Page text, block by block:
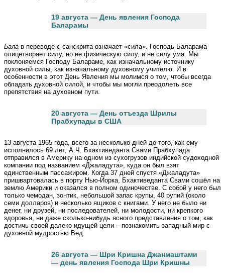
19 августа — День явления Господа
Баларамы
Бала в переводе с санскрита означает «сила». Господь Баларама
олицетворяет силу, но не физическую силу, и не силу ума. Мы
поклоняемся Господу Балараме, как изначальному источнику
духовной силы, как изначальному духовному учителю. И в
особенности в этот День Явления мы молимся о том, чтобы всегда
обладать духовной силой, и чтобы мы могли преодолеть все
препятствия на духовном пути.
20 августа — День отъезда Шрилы
Прабхупады в США
13 августа 1965 года, всего за несколько дней до того, как ему
исполнилось 69 лет, А.Ч. Бхактиведанта Свами Прабхупада
отправился в Америку на одном из сухогрузов индийской судоходной
компании под названием «Джаладута», куда он был взят
единственным пассажиром. Когда 37 дней спустя «Джаладута»
пришвартовалась в порту Нью-Йорка, Бхактиведанта Свами сошёл на
землю Америки и оказался в полном одиночестве. С собой у него был
только чемодан, зонтик, небольшой запас крупы, 40 рупий (около
семи долларов) и несколько ящиков с книгами. У него не было ни
денег, ни друзей, ни последователей, ни молодости, ни крепкого
здоровья, ни даже сколько-нибудь ясного представления о том, как
достичь своей далеко идущей цели – познакомить западный мир с
духовной мудростью Вед.
26 августа — Шри Кришна Джанмаштами
— день явления Господа Шри Кришны